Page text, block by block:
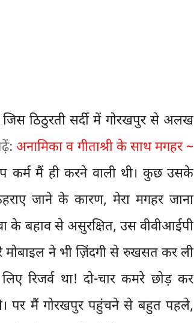
ठिठुरती सर्दी में गोरखपुर से अलख
अनामिका व गीताश्री के साथ मगहर ~
कर्म मैं ही करने वाली थी। कुछ उसके
जाने के कारण, मेरा मगहर जाना
के बहाव से असुरक्षित, उस वीवीआईपी
ने भी ज़िंदगी से रुखसत कर ली
रिजर्व था! दो-चार कमरे छोड़ कर
पर मैं गोरखपुर पहुंचने से बहुत पहले,